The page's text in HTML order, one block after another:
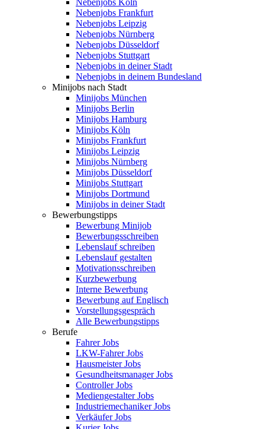
Nebenjobs Köln
Nebenjobs Frankfurt
Nebenjobs Leipzig
Nebenjobs Nürnberg
Nebenjobs Düsseldorf
Nebenjobs Stuttgart
Nebenjobs in deiner Stadt
Nebenjobs in deinem Bundesland
Minijobs nach Stadt
Minijobs München
Minijobs Berlin
Minijobs Hamburg
Minijobs Köln
Minijobs Frankfurt
Minijobs Leipzig
Minijobs Nürnberg
Minijobs Düsseldorf
Minijobs Stuttgart
Minijobs Dortmund
Minijobs in deiner Stadt
Bewerbungstipps
Bewerbung Minijob
Bewerbungsschreiben
Lebenslauf schreiben
Lebenslauf gestalten
Motivationsschreiben
Kurzbewerbung
Interne Bewerbung
Bewerbung auf Englisch
Vorstellungsgespräch
Alle Bewerbungstipps
Berufe
Fahrer Jobs
LKW-Fahrer Jobs
Hausmeister Jobs
Gesundheitsmanager Jobs
Controller Jobs
Mediengestalter Jobs
Industriemechaniker Jobs
Verkäufer Jobs